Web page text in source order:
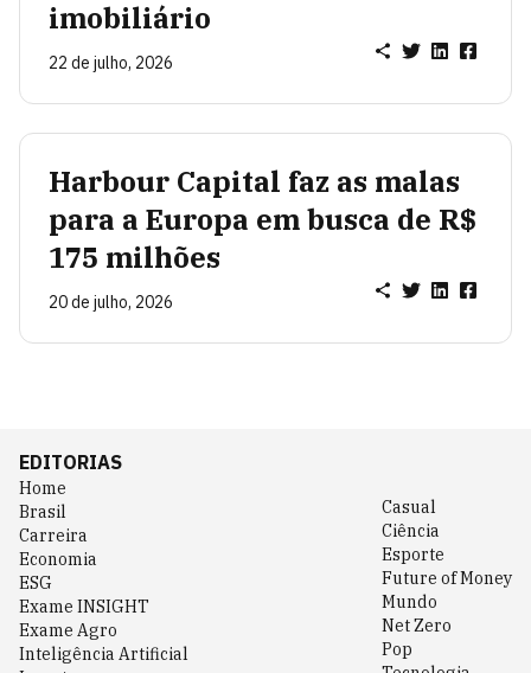
imobiliário
22 de julho, 2026
Harbour Capital faz as malas
para a Europa em busca de R$
175 milhões
20 de julho, 2026
EDITORIAS
Home
Brasil
Carreira
Economia
ESG
Exame INSIGHT
Exame Agro
Inteligência Artificial
Casual
Ciência
Esporte
Future of Money
Mundo
Net Zero
Pop